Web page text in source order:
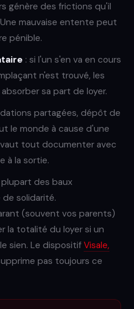
génère des frictions qu'il
mauvaise entente peut
pénible.
: si l'un s'en va en cours
n'est trouvé, les
sa part de loyer.
partagées, dépôt de
le monde à cause d'une
tout documenter avec
à la sortie.
plupart des baux
solidarité.
(souvent vos parents)
la totalité du loyer si un
sien. Le dispositif Visale,
pas toujours ce